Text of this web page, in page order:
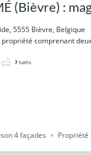
(Bièvre) :
53ca.
5555 Bièvre, Belgique
comprenant
7 baths
4 façades Propriété